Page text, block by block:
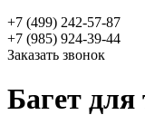
+7 (499) 242-57-87
+7 (985) 924-39-44
Заказать звонок
Багет для